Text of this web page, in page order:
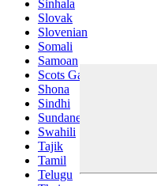
Sinhala
Slovak
Slovenian
Somali
Samoan
Scots Gaelic
Shona
Sindhi
Sundanese
Swahili
Tajik
Tamil
Telugu